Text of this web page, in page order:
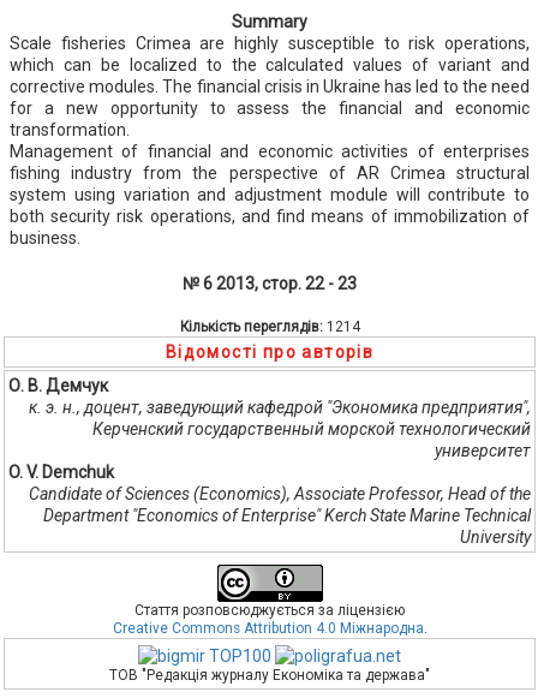
Summary
Scale fisheries Crimea are highly susceptible to risk operations,
which can be localized to the calculated values of variant and
corrective modules. The financial crisis in Ukraine has led to the need
for a new opportunity to assess the financial and economic
transformation.
Management of financial and economic activities of enterprises
fishing industry from the perspective of AR Crimea structural
system using variation and adjustment module will contribute to
both security risk operations, and find means of immobilization of
business.
№ 6 2013, стор. 22 - 23
Кількість переглядів: 1214
Відомості про авторів
О. В. Демчук
к. э. н., доцент, заведующий кафедрой "Экономика предприятия",
Керченский государственный морской технологический
университет
O. V. Demchuk
Candidate of Sciences (Economics), Associate Professor, Head of the
Department "Economics of Enterprise" Kerch State Marine Technical
University
Стаття розповсюджується за ліцензією
Creative Commons Attribution 4.0 Міжнародна.
ТОВ "Редакція журналу Економіка та держава"